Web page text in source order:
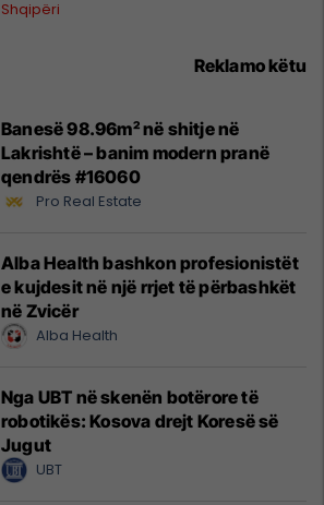
ndërkombëtar
Shqipëri
Reklamo këtu
Banesë 98.96m² në shitje në
Lakrishtë – banim modern pranë
qendrës #16060
Pro Real Estate
Alba Health bashkon profesionistët
e kujdesit në një rrjet të përbashkët
në Zvicër
Alba Health
Nga UBT në skenën botërore të
robotikës: Kosova drejt Koresë së
Jugut
UBT